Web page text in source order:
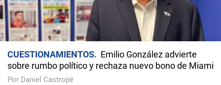
CUESTIONAMIENTOS
Emilio González advierte
sobre rumbo político y rechaza nuevo bono de Miami
Por Daniel Castropé